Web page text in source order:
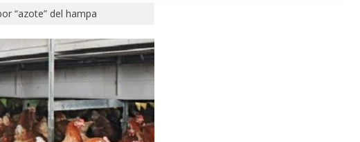
“azote” del hampa